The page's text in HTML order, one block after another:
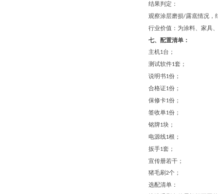
结果判定 ：
观察涂层磨损/露底情况，
行业价值 ：为涂料、家具
七、配置清单：
主机1台；
测试软件1套；
说明书1份 ；
合格证1份 ；
保修卡1份 ；
签收单1份 ；
铭牌1块 ；
电源线1根 ；
扳手1套 ；
宣传册若干 ；
猪毛刷2个 ；
选配清单 ：